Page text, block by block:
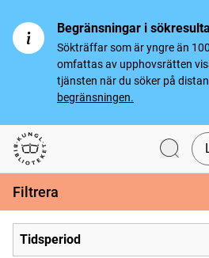
Begränsningar i
Sökträffar som är yngre än
omfattas av upphovsrätten
tjänsten när du söker på
begränsningen.
Svenska tidningar
Filtrera
Tidsperiod